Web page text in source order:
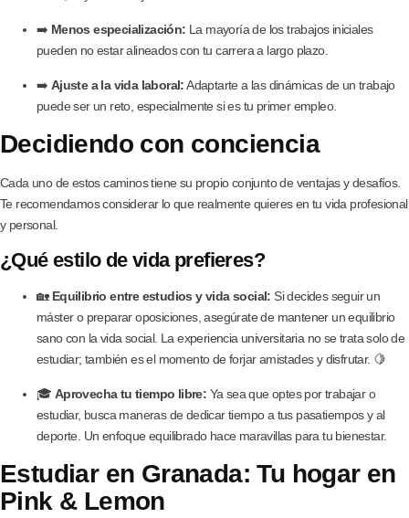
➡️ Menos especialización: La mayoría de los trabajos iniciales
pueden no estar alineados con tu carrera a largo plazo.
➡️ Ajuste a la vida laboral:Adaptarte a las dinámicas de un trabajo
puede ser un reto, especialmente si es tu primer empleo.
Decidiendo con conciencia
Cada uno de estos caminos tiene su propio conjunto de ventajas y desafíos.
Te recomendamos considerar lo que realmente quieres en tu vida profesional
y personal.
¿Qué estilo de vida prefieres?
🏡 Equilibrio entre estudios y vida social: Si decides seguir un
máster o preparar oposiciones, asegúrate de mantener un equilibrio
sano con la vida social. La experiencia universitaria no se trata solo de
estudiar; también es el momento de forjar amistades y disfrutar. 🍋
🎓 Aprovecha tu tiempo libre: Ya sea que optes por trabajar o
estudiar, busca maneras de dedicar tiempo a tus pasatiempos y al
deporte. Un enfoque equilibrado hace maravillas para tu bienestar.
Estudiar en Granada: Tu hogar en
Pink & Lemon